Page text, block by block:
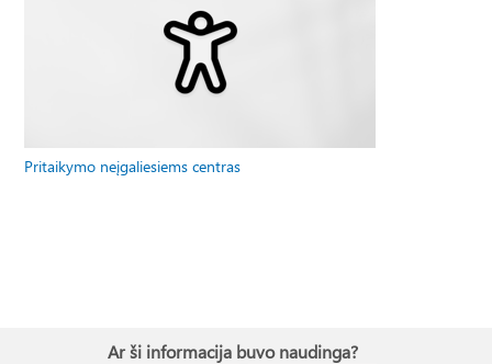
Pritaikymo neįgaliesiems centras
Ar ši informacija buvo naudinga?